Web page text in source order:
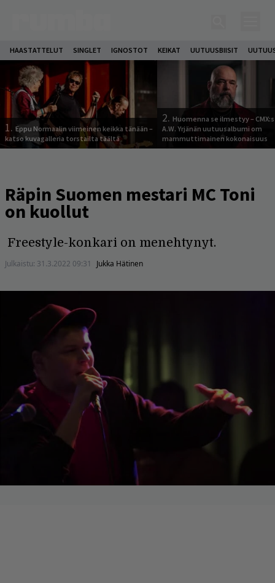
HAASTATTELUT SINGLET IGNOSTOT KEIKAT UUTUUSBIISIT
1. Eppu Normaalin viimeinen keikka tänään –
katso kuvagalleria torstailta täältä
2. Huomenna se ilmestyy –
A.W. Yrjänän uutuusalbumi om
mammuttimainen kokonaisuus
Räpin Suomen mestari MC Toni
on kuollut
Freestyle-konkari on menehtynyt.
Julkaistu: 31.3.2022 09:31 Jukka Hätinen